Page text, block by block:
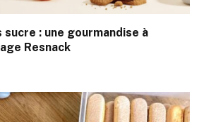
sucre : une gourmandise à
Resnack